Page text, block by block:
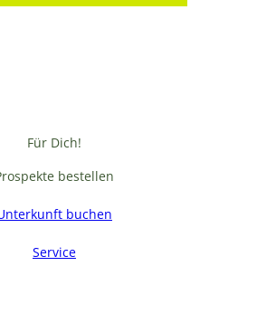
Für Dich!
bestellen
buchen
Service